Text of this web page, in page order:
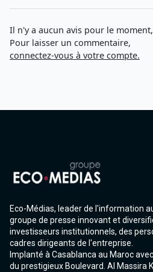
Il n'y a aucun avis pour le
Pour laisser un commentaire,
connectez-vous à votre compte.
Eco-Médias, leader de l'information
groupe de presse innovant et
investisseurs institutionnels, des
cadres dirigeants de l'entreprise.
Implanté à Casablanca au Maroc
du prestigieux Boulevard. Al Massira